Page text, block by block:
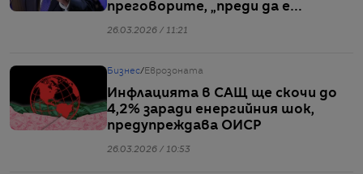
преговорите, „преди да е
26.03.2026 / 11:21
Бизнес/ Еврозоната
Инфлацията в САЩ ще скочи до
4,2% заради енергийния шок,
предупреждава ОИСР
26.03.2026 / 10:53